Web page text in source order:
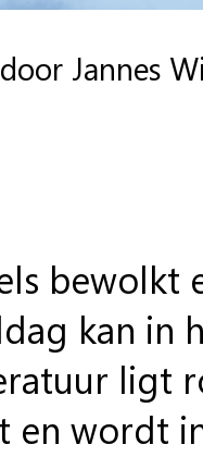
Jannes
bewolkt
kan in
ligt
en wordt